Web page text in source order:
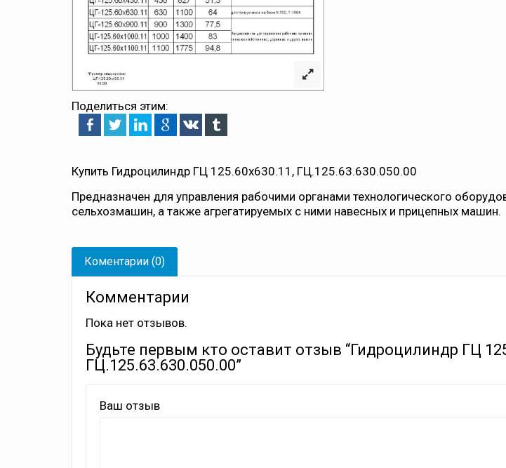
Поделиться этим:
Купить Гидроцилиндр ГЦ 125.60х630.11, ГЦ.125.63.630.050.00
Предназначен для управления рабочими органами технологического
сельхозмашин, а также агрегатируемых с ними навесных и прицепных машин.
Коментарии (0)
Комментарии
Пока нет отзывов.
Будьте первым кто оставит отзыв “Гидроцилиндр ГЦ
ГЦ.125.63.630.050.00”
Ваш отзыв